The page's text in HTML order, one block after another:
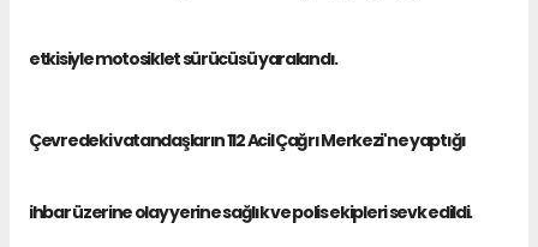
etkisiyle motosiklet sürücüsü yaralandı.
Çevredeki vatandaşların 112 Acil Çağrı Merkezi'ne yaptığı
ihbar üzerine olay yerine sağlık ve polis ekipleri sevk edildi.